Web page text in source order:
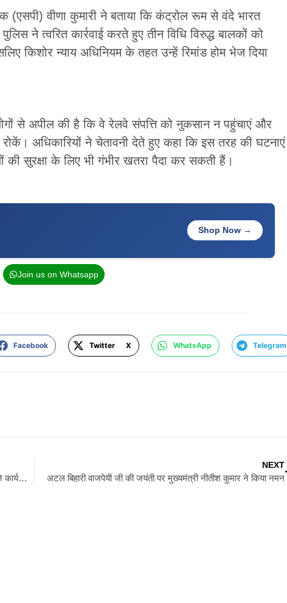
(एसपी) वीणा कुमारी ने बताया कि कंट्रोल रूम से वंदे भारत
ने त्वरित कार्रवाई करते हुए तीन विधि विरुद्ध बालकों को
किशोर न्याय अधिनियम के तहत उन्हें रिमांड होम भेज दिया
से अपील की है कि वे रेलवे संपत्ति को नुकसान न पहुंचाएं और
अधिकारियों ने चेतावनी देते हुए कहा कि इस तरह की घटनाएं
सुरक्षा के लिए भी गंभीर खतरा पैदा कर सकती हैं।
Shop Now →
Join us on Whatsapp
Facebook Twitter X WhatsApp Telegram
पटना के बांकीपुर में बीजेपी के राष्ट्रीय कार्यकारी अध्यक्ष नितिन नबीन ने कार्यकर्ताओं को दिया संदेश
NEXT
अटल बिहारी वाजपेयी जी की जयंती पर मुख्यमंत्री नीतीश कुमार ने किया नमन